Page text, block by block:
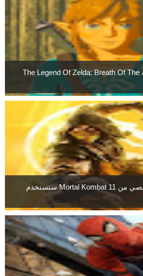
تعرف علي حجم لعبة The Legend Of Zelda: Breath Of The
نسخة الحاسب الشخصي من Mortal Kombat 11 ستستخدم